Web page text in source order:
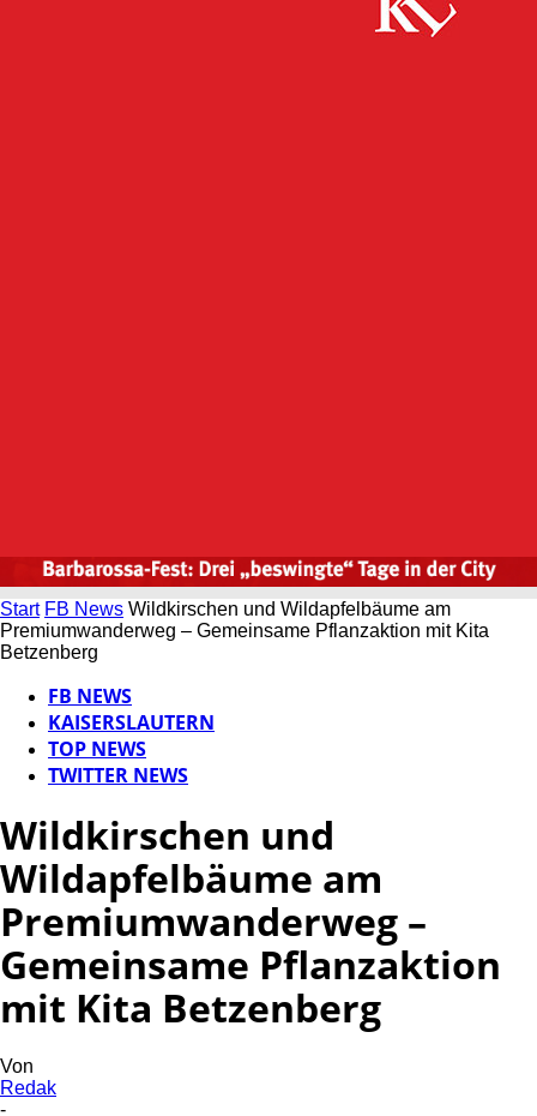
Start FB News Wildkirschen und Wildapfelbäume am
Premiumwanderweg – Gemeinsame Pflanzaktion mit Kita
Betzenberg
FB NEWS
KAISERSLAUTERN
TOP NEWS
TWITTER NEWS
Wildkirschen und
Wildapfelbäume am
Premiumwanderweg –
Gemeinsame Pflanzaktion
mit Kita Betzenberg
Von
Redak
-